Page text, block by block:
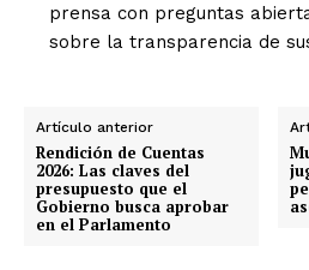
prensa con preguntas
sobre la transparencia de
Artículo anterior
Rendición de Cuentas
2026: Las claves del
presupuesto que el
Gobierno busca aprobar
en el Parlamento